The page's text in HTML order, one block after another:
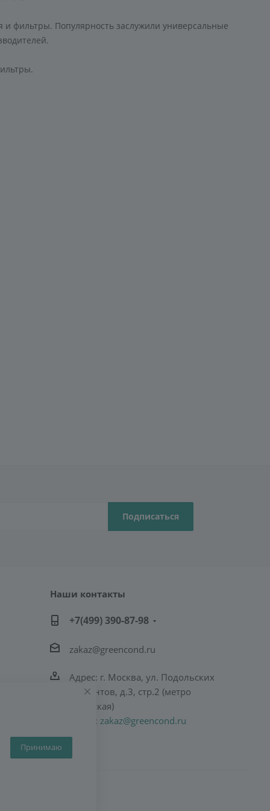
фильтры. Популярность заслужили универсальные
Наши контакты
+7(499) 390-87-98
zakaz@greencond.ru
Адрес: г. Москва, ул. Подольских
Курсантов, д.3, стр.2 (метро
Пражская)
E-mail: zakaz@greencond.ru
Принимаю